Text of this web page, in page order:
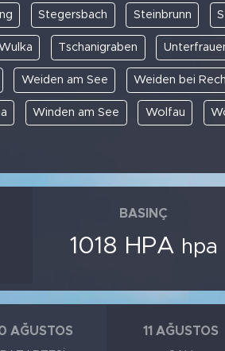
Stegersbach Steinbrunn
Tschanigraben
Weiden am See Weiden bei
Winden am See Wolfau
BASINÇ
1018 HPA hpa
AĞUSTOS 11 AĞUSTOS